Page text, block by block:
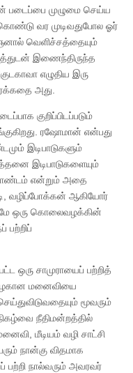
படைப்பை முழுமை செய்ய
வர முடிவதுபோல ஓர்
வெளிச்சத்தையும்
இணைந்திருந்த
எழுதிய இரு
அது.
குறிப்பிடப்படும்
ரஷோமான் என்பது
இடிபாடுகளும்
இடிபாடுகளையும்
என்றும் அதை
வழிப்போக்கன் ஆகியோர்
ஒரு கொலைவழக்கின்
ஒரு சாமுராயைப் பற்றித்
மனைவியை
மூவரும்
நீதிமன்றத்தில்
மீடியம் வழி சாட்சி
நான்கு விதமாக
நால்வரும் அவரவர்